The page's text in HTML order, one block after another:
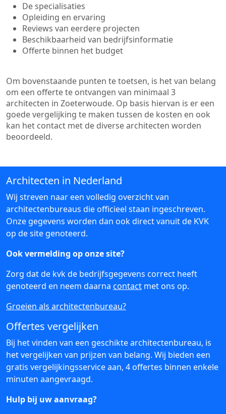
De specialisaties
Opleiding en ervaring
Reviews van eerdere projecten
Beschikbaarheid van bedrijfsinformatie
Offerte binnen het budget
Om bovenstaande punten te toetsen, is het van belang
om een offerte te ontvangen van minimaal 3
architecten in Zoeterwoude. Op basis hiervan is er een
goede vergelijking te maken tussen de kosten en ook
kan het contact met de diverse architecten worden
beoordeeld.
Architecten in Nederland
Wij streven naar een volledig overzicht van
architectenbureaus die officieel staan ingeschreven.
Onze gegevens worden dan ook direct vanuit de KVK
op de site genoteerd.
Ook vermelding op onze site?
Zorg dat de kvk de bedrijfsgegevens correct heeft
genoteerd en neem daarna contact met ons op.
Groeien als architectenbureau?
Offertes vergelijken
Bij het vinden van een geschikte architectenbureau, is
het vergelijken van prijzen van belang. Wij bieden een
gratis vergelijkingsservice aan, 4 offertes binnen enkele
minuten aangevraagd.
Hulp bij uw aanvraag?